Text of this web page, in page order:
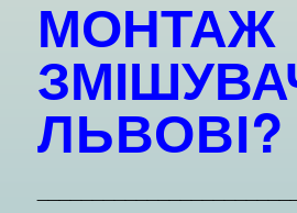
МОНТАЖ
ЛЬВОВІ?